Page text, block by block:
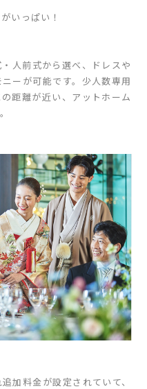
いっぱい！
人前式から選べ、ドレスや
ーが可能です。少人数専用
距離が近い、アットホーム
加料金が設定されていて、